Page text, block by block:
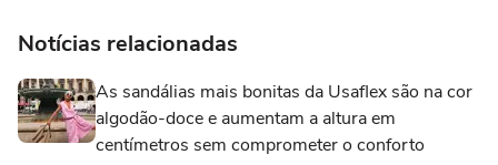
Notícias relacionadas
As sandálias mais bonitas da Usaflex são na cor
algodão-doce e aumentam a altura em
centímetros sem comprometer o conforto